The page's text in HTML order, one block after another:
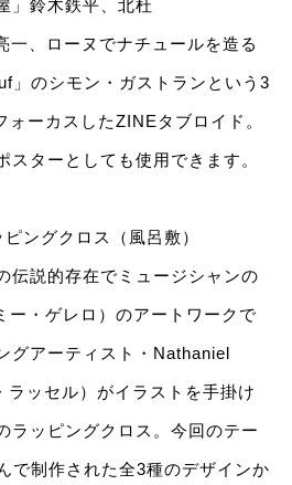
」鈴木鉄平、北杜
一、ローヌでナチュールを造る
」のシモン・ガストランという3
ーカスしたZINEタブロイド。
スターとしても使用できます。
ングクロス（風呂敷）
伝説的存在でミュージシャンの
・ゲレロ）のアートワークで
グアーティスト・Nathaniel
ッセル）がイラストを手掛け
ラッピングクロス。今回のテー
で制作された全3種のデザインか